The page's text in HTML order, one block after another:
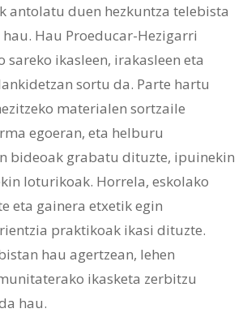
antolatu duen hezkuntza telebista
Hau Proeducar-Hezigarri
sareko ikasleen, irakasleen eta
sortu da. Parte hartu
materialen sortzaile
egoeran, eta helburu
bideoak grabatu dituzte, ipuinekin
loturikoak. Horrela, eskolako
eta gainera etxetik egin
praktikoak ikasi dituzte.
hau agertzean, lehen
ikasketa zerbitzu
hau.